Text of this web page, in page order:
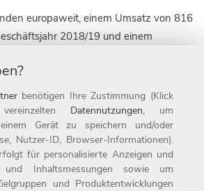
europaweit, einem Umsatz von 816
2018/19 und einem
Omnichannel-Unternehmen für die
Unternehmensgruppe ist derzeit mit
darunter die 1907 gegründete
sowie in 17 Online-Shops aktiv. Die
3.200 Mitarbeitern nicht nur einer
der Oberpfalz, sondern auch einer
2019 wurde das
benötigen Ihre Zustimmung (Klick
Datennutzungen, um
Gerät zu speichern und/oder
Nutzer-ID, Browser-Informationen).
für personalisierte Anzeigen und
und Inhaltsmessungen sowie um
und Produktentwicklungen